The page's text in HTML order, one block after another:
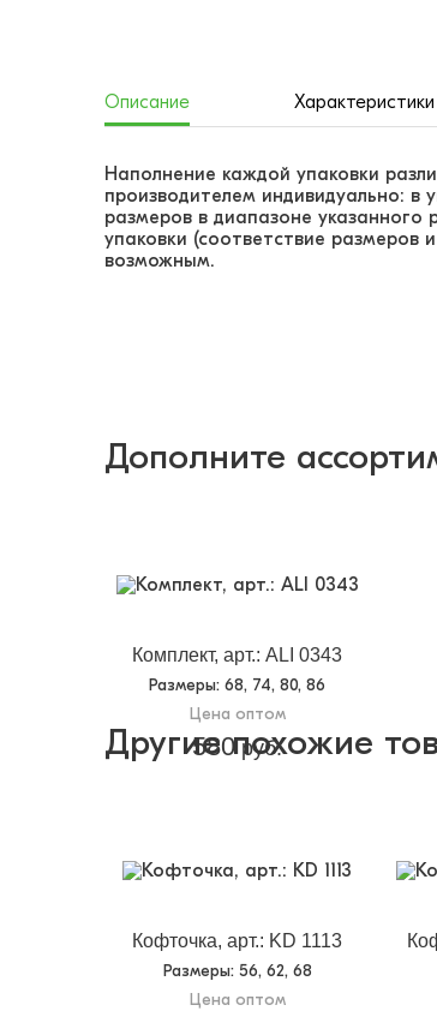
Описание Характеристики
Наполнение каждой упаковки
производителем индивидуально: в
размеров в диапазоне
упаковки (соответствие размеров
возможным.
Дополните
Комплект, арт.: ALI 0343
Размеры: 68, 74, 80, 86
Цена оптом
580руб.
Другие похожие
Кофточка, арт.: KD 1113
Размеры: 56, 62, 68
Цена оптом